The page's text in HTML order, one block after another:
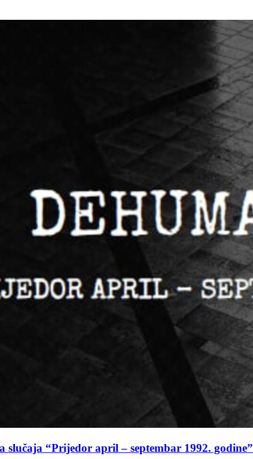
“Prijedor april – septembar 1992. godine”